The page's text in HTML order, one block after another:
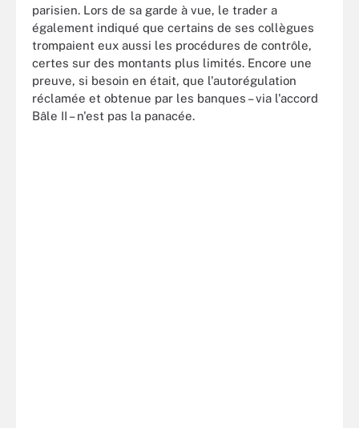
parisien. Lors de sa garde à vue, le trader a
également indiqué que certains de ses collègues
trompaient eux aussi les procédures de contrôle,
certes sur des montants plus limités. Encore une
preuve, si besoin en était, que l'autorégulation
réclamée et obtenue par les banques – via l'accord
Bâle II – n'est pas la panacée.